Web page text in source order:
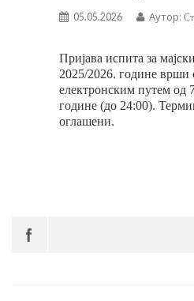
05.05.2026 Аутор:
Пријава испита за
2025/2026. године врши
електронским путем од
године (до 24:00).
оглашени.